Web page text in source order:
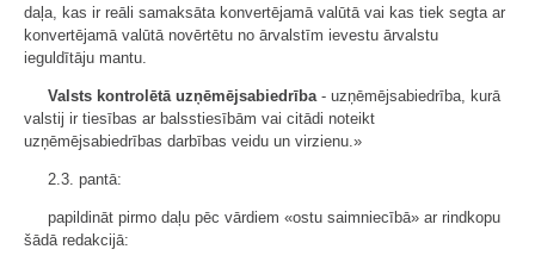
daļa, kas ir reāli samaksāta konvertējamā valūtā vai kas tiek segta ar
konvertējamā valūtā novērtētu no ārvalstīm ievestu ārvalstu
ieguldītāju mantu.
Valsts kontrolētā uzņēmējsabiedrība- uzņēmējsabiedrība, kurā
valstij ir tiesības ar balsstiesībām vai citādi noteikt
uzņēmējsabiedrības darbības veidu un virzienu.»
2.3. pantā:
papildināt pirmo daļu pēc vārdiem «ostu saimniecībā» ar rindkopu
šādā redakcijā: